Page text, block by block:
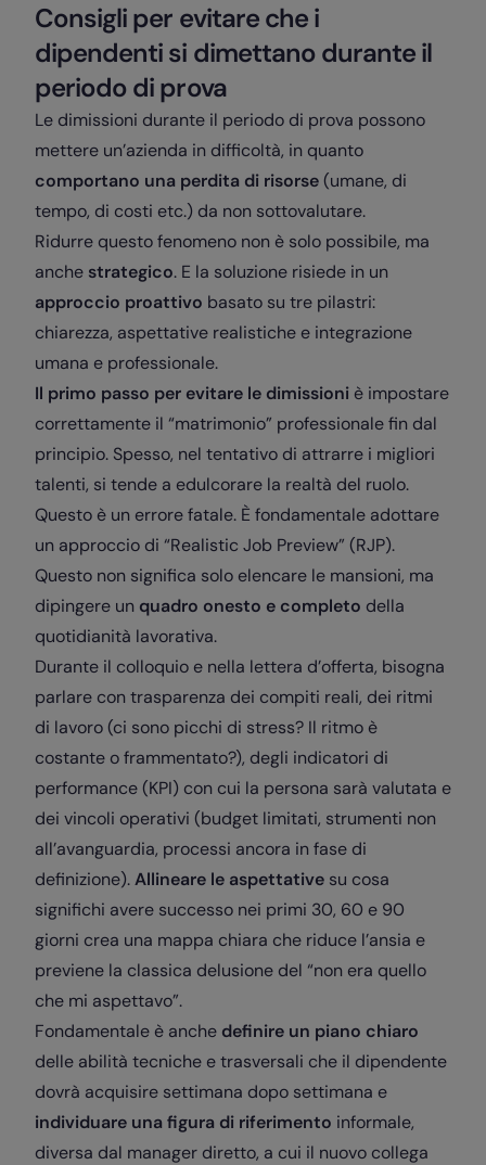
Consigli per evitare che i
dipendenti si dimettano durante il
periodo di prova
Le dimissioni durante il periodo di prova possono
mettere un’azienda in difficoltà, in quanto
comportano una perdita di risorse (umane, di
tempo, di costi etc.) da non sottovalutare.
Ridurre questo fenomeno non è solo possibile, ma
anche strategico. E la soluzione risiede in un
approccio proattivo basato su tre pilastri:
chiarezza, aspettative realistiche e integrazione
umana e professionale.
Il primo passo per evitare le dimissioni è impostare
correttamente il “matrimonio” professionale fin dal
principio. Spesso, nel tentativo di attrarre i migliori
talenti, si tende a edulcorare la realtà del ruolo.
Questo è un errore fatale. È fondamentale adottare
un approccio di “Realistic Job Preview” (RJP).
Questo non significa solo elencare le mansioni, ma
dipingere un quadro onesto e completo della
quotidianità lavorativa.
Durante il colloquio e nella lettera d’offerta, bisogna
parlare con trasparenza dei compiti reali, dei ritmi
di lavoro (ci sono picchi di stress? Il ritmo è
costante o frammentato?), degli indicatori di
performance (KPI) con cui la persona sarà valutata e
dei vincoli operativi (budget limitati, strumenti non
all’avanguardia, processi ancora in fase di
definizione).Allineare le aspettative su cosa
significhi avere successo nei primi 30, 60 e 90
giorni crea una mappa chiara che riduce l’ansia e
previene la classica delusione del “non era quello
che mi aspettavo”.
Fondamentale è anche definire un piano chiaro
delle abilità tecniche e trasversali che il dipendente
dovrà acquisire settimana dopo settimana e
individuare una figura di riferimento informale,
diversa dal manager diretto, a cui il nuovo collega